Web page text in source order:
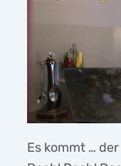
Es kommt …